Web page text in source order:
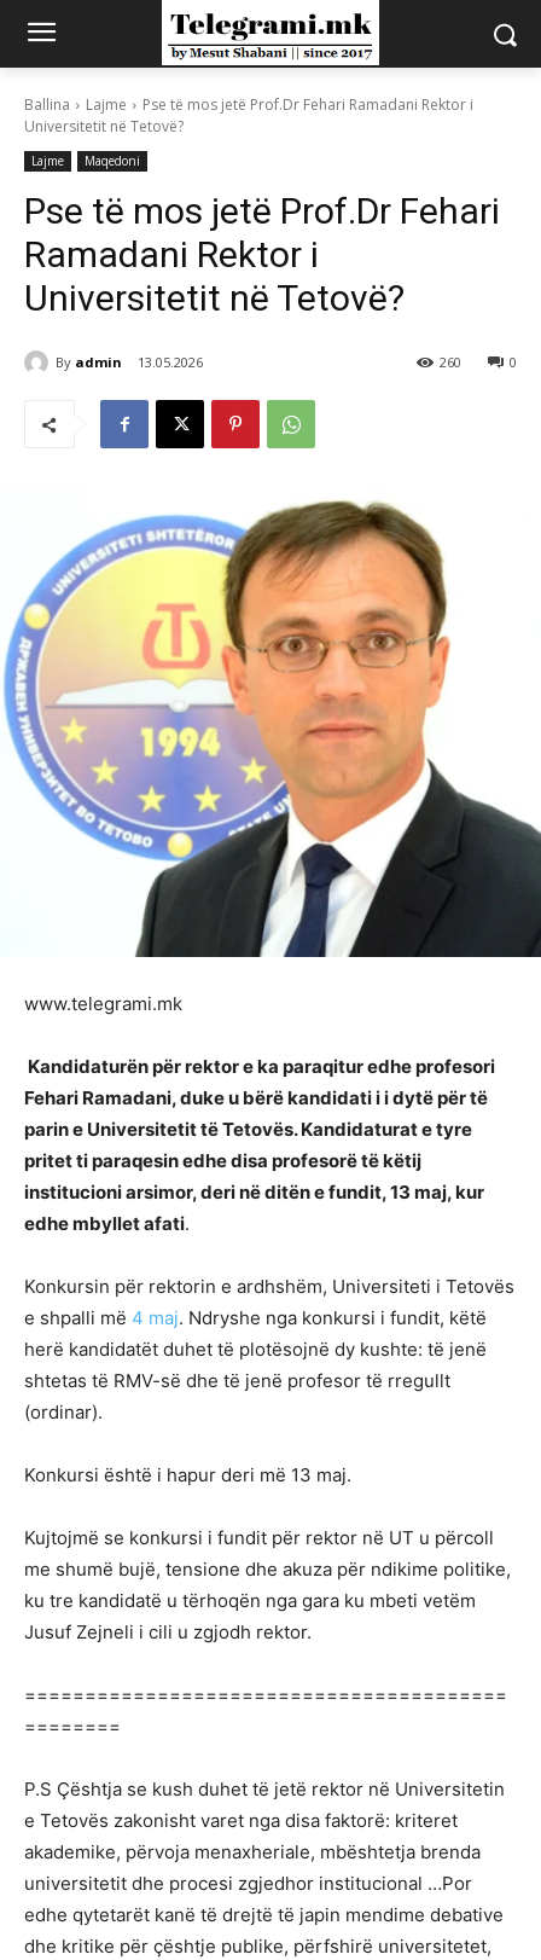
Ballina Lajme
Pse të mos jetë Prof.Dr Fehari Ramadani Rektor i
Universitetit në Tetovë?
Lajme Maqedoni
Pse të mos jetë Prof.Dr Fehari
Ramadani Rektor i
Universitetit në Tetovë?
By admin 13.05.2026 0
260
www.telegrami.mk
Kandidaturën për rektor e ka paraqitur edhe profesori
Fehari Ramadani, duke u bërë kandidati i i dytë për të
parin e Universitetit të Tetovës. Kandidaturat e tyre
pritet ti paraqesin edhe disa profesorë të këtij
institucioni arsimor, deri në ditën e fundit, 13 maj, kur
edhe mbyllet afati.
Konkursin për rektorin e ardhshëm, Universiteti i Tetovës
e shpalli më 4 maj. Ndryshe nga konkursi i fundit, këtë
herë kandidatët duhet të plotësojnë dy kushte: të jenë
shtetas të RMV-së dhe të jenë profesor të rregullt
(ordinar).
Konkursi është i hapur deri më 13 maj.
Kujtojmë se konkursi i fundit për rektor në UT u përcoll
me shumë bujë, tensione dhe akuza për ndikime politike,
ku tre kandidatë u tërhoqën nga gara ku mbeti vetëm
Jusuf Zejneli i cili u zgjodh rektor.
========================================
========
P.S Çështja se kush duhet të jetë rektor në Universitetin
e Tetovës zakonisht varet nga disa faktorë: kriteret
akademike, përvoja menaxheriale, mbështetja brenda
universitetit dhe procesi zgjedhor institucional …Por
edhe qytetarët kanë të drejtë të japin mendime debative
dhe kritike për çështje publike, përfshirë universitetet,